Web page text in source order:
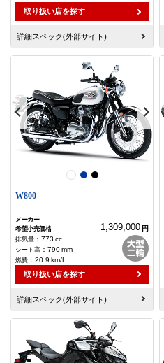
取り扱い店を探す
詳細スペック(外部サイト)
W800
1,309,000 円
： 773 cc
： 790mm
： 20.9 km/L
取り扱い店を探す
詳細スペック(外部サイト)